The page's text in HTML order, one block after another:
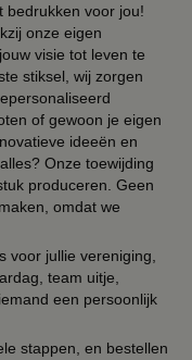
bedrukken voor jou!
onze eigen
visie tot leven te
stiksel, wij zorgen
of gewoon je eigen
ideeën en
Onze toewijding
produceren. Geen
omdat we
voor jullie vereniging,
team uitje,
een persoonlijk
stappen, en bestellen